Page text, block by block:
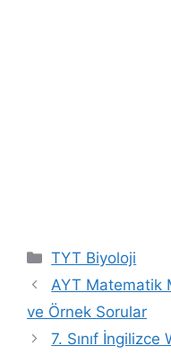
Kategoriler
TYT Biyoloji
AYT Matematik
ve Örnek Sorular
7. Sınıf İngilizce